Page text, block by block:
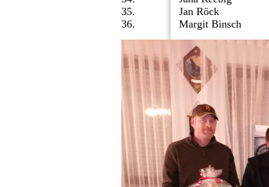
35.
Jan Röck
36.
Margit Binsch